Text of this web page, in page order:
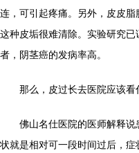
连，可引起疼痛。另外，皮皮
这种皮垢很难清除。实验研究
者，阴茎癌的发病率高。
那么，皮过长去医院应该看
佛山名仕医院的医师解释说
状就是相对可一段时间过后，